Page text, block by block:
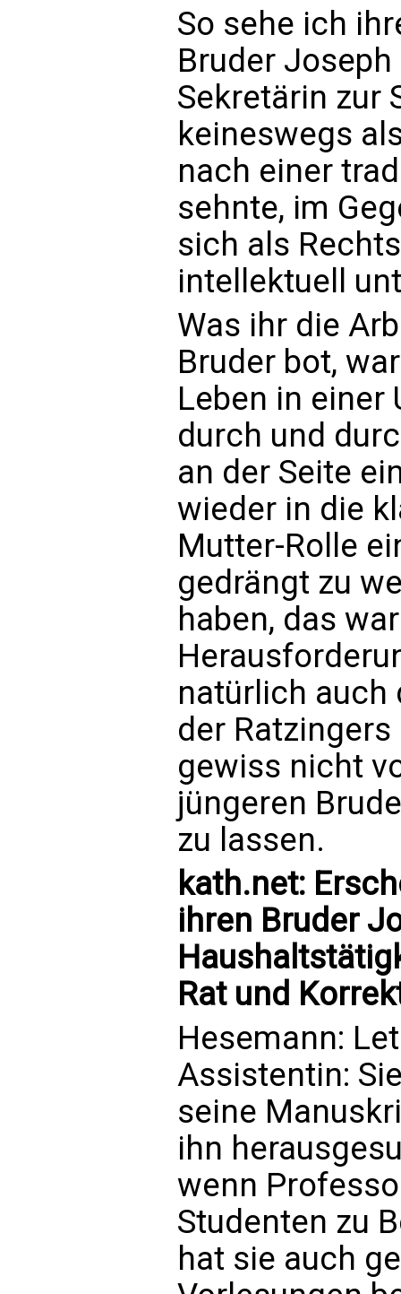
So sehe ich
Bruder
Sekretärin zur
keineswegs
nach einer
sehnte, im
sich als
intellektuell
Was ihr die
Bruder bot,
Leben in einer
durch und
an der Seite
wieder in die
Mutter-Rolle
gedrängt zu
haben, das
natürlich auch
der
gewiss nicht
jüngeren
zu lassen.
kath.net:
ihren Bruder
Rat und
Hesemann:
Assistentin:
seine
ihn
wenn
Studenten zu
hat sie auch